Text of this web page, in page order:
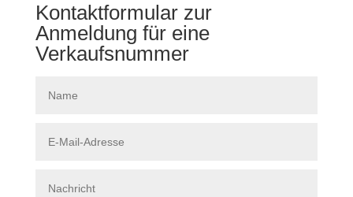
Kontaktformular zur
Anmeldung für eine
Verkaufsnummer